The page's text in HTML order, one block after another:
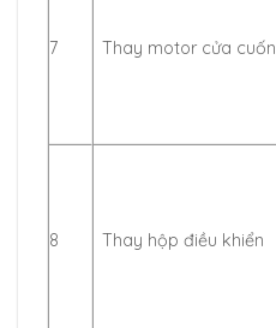
7 Thay motor cửa cuốn
8 Thay hộp điều khiển